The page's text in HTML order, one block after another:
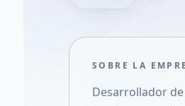
SOBRE LA
Desarrollador de